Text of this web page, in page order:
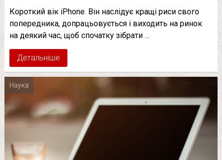
Короткий вік iPhone. Він наслідує кращі риси свого
попередника, допрацьовується і виходить на ринок
на деякий час, щоб спочатку зібрати …
Детальніше
Наука